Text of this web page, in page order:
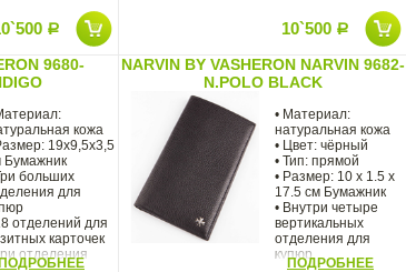
Р 10`500 Р
9680-
кожа
19х9,5х3,5
Бумажник
больших
для
отделений для
карточек
отделения
NARVIN BY VASHERON NARVIN 9682-
N.POLO BLACK
• Материал:
натуральная кожа
• Цвет: чёрный
• Тип: прямой
• Размер: 10 x 1.5 x
17.5 см Бумажник
• Внутри четыре
вертикальных
отделения для
купюр
ПОДРОБНЕЕ